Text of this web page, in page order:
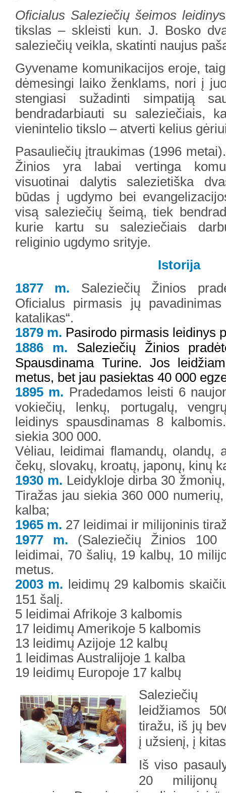
Oficialus Saleziečių šeimos leidiny
tikslas – skleisti kun. J. Bosko
saleziečių veikla, skatinti naujus
Gyvename komunikacijos eroje,
dėmesingi laiko ženklams, nori į
stengiasi sužadinti simpatiją
bendradarbiauti su saleziečiais,
vienintelio tikslo – atverti kelius
Pasauliečių įtraukimas (1996
Žinios yra labai vertinga
visuotinai dalytis salezietiška
būdas į ugdymo bei
visą saleziečių šeimą, tiek
kurie kartu su saleziečiais
religinio ugdymo srityje.
Istorija
1877 m. Saleziečių Žinios
Oficialus pirmasis jų
katalikas“.
1879 m. Pasirodo pirmasis leidinys
1886 m. Saleziečių Žinios
Spausdinama Turine. Jos
metus, bet jau pasiektas 40 000
1895 m. Pradedamos leisti 6
vokiečių, lenkų, portugalų,
leidinys spausdinamas 8
siekia 300 000.
Vėliau, leidimai flamandų, olandų,
čekų, slovakų, kroatų, japonų, kinų
1930 m. Leidykloje dirba 30
Tiražas jau siekia 360 000
kalba;
1965 m. 27 leidimai ir milijoninis
1977 m. (Saleziečių Žinios
leidimai, 70 šalių, 19 kalbų, 10
metus.
2003 m. leidimų 29 kalbomis
151 šalį.
5 leidimai Afrikoje 3 kalbomis
17 leidimų Amerikoje 5 kalbomis
13 leidimų Azijoje 12 kalbų
1 leidimas Australijoje 1 kalba
19 leidimų Europoje 17 kalbų
leidžiamos
tiražu, iš jų
į užsienį, į
Iš viso
20 milijonų